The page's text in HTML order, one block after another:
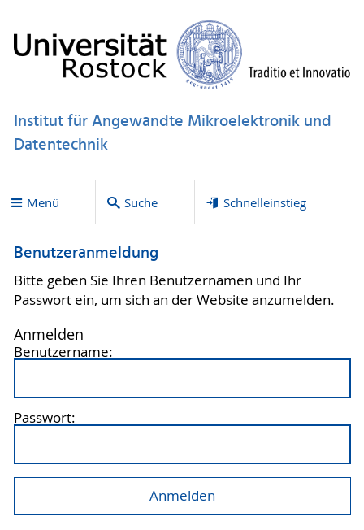
Institut für Angewandte Mikroelektronik und
Datentechnik
Menü Suche Schnelleinstieg
Benutzeranmeldung
Bitte geben Sie Ihren Benutzernamen und Ihr
Passwort ein, um sich an der Website anzumelden.
Anmelden
Benutzername:
Passwort: